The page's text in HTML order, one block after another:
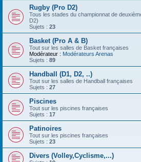
Rugby (Pro D2)
Tous les stades du championnat de
D2)
Sujets : 23
Basket (Pro A & B)
Tout sur les salles de Basket françaises
Modérateur : Modérateurs Arenas
Sujets : 89
Handball (D1, D2, ..)
Tout sur les salles de Handball françaises
Sujets : 27
Piscines
Tout sur les piscines françaises
Sujets : 17
Patinoires
Tout sur les piscines françaises
Sujets : 23
Divers (Volley,Cyclisme,...)